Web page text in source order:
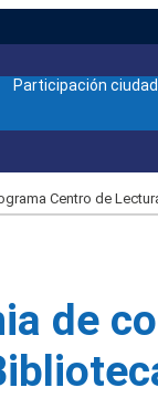
Participación
Centro de
de